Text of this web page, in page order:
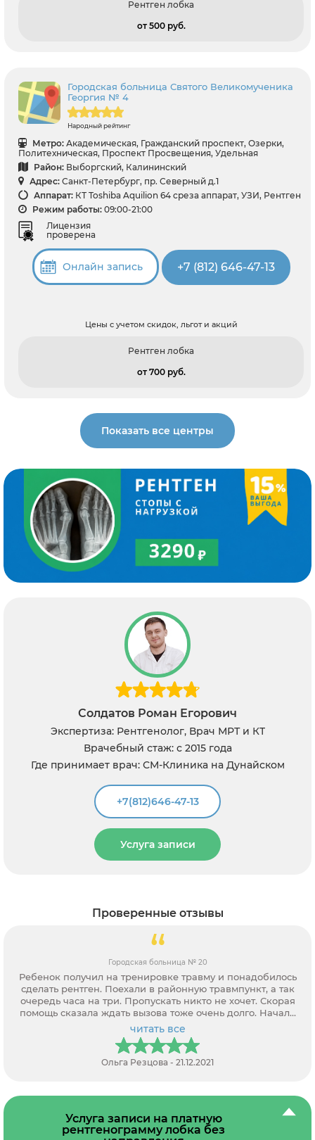
Рентген лобка
от 500 pуб.
Городская больница Святого Великомученика
Георгия № 4
Народный рейтинг
Метро: Академическая, Гражданский проспект, Озерки,
Политехническая, Проспект Просвещения, Удельная
Район: Выборгский, Калининский
Адрес: Санкт-Петербург, пр. Северный д.1
Аппарат: КТ Toshiba Aquilion 64 среза аппарат, УЗИ, Рентген
Режим работы: 09:00-21:00
Лицензия
проверена
Онлайн запись +7 (812) 646-47-13
Цены с учетом скидок, льгот и акций
Рентген лобка
от 700 pуб.
Показать все центры
Солдатов Роман Егорович
Экспертиза: Рентгенолог, Врач МРТ и КТ
Врачебный стаж: с 2015 года
Где принимает врач: СМ-Клиника на Дунайском
+7(812)646-47-13
Услуга записи
Проверенные отзывы
Городская больница № 20
Ребенок получил на тренировке травму и понадобилось
сделать рентген. Поехали в районную травмпункт, а так
очередь часа на три. Пропускать никто не хочет. Скорая
помощь сказала ждать вызова тоже очень долго. Начали
звонить частным клиникам, а так требуют направление. В
итоге только через вас нашли возможность записаться.
Оператор все рассказала, как, где и какие документы
потребуются. Спасибо за помощь.
читать все
Ольга Резцова - 21.12.2021
Услуга записи на платную
рентгенограмму лобка без